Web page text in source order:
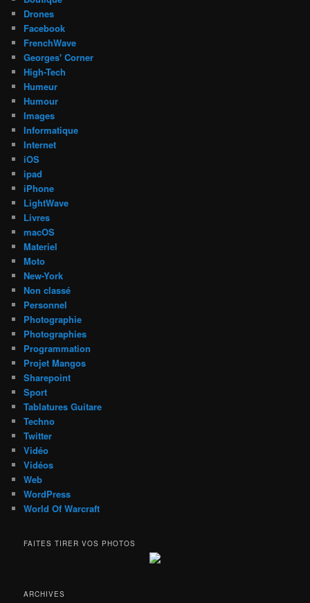
Drones
Facebook
FrenchWave
Georges' Corner
High-Tech
Humeur
Humour
Images
Informatique
Internet
iOS
ipad
iPhone
LightWave
Livres
macOS
Materiel
Moto
New-York
Non classé
Personnel
Photographie
Photographies
Programmation
Projet Mangos
Sharepoint
Sport
Tablatures Guitare
Techno
Twitter
Vidéo
Vidéos
Web
WordPress
World Of Warcraft
FAITES TIRER VOS PHOTOS
ARCHIVES